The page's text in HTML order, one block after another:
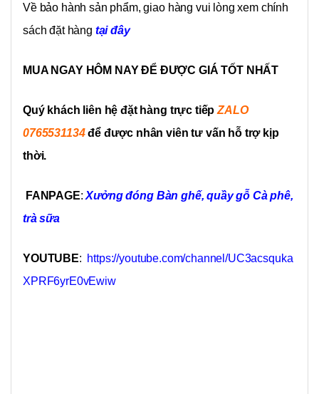
Về bảo hành sản phẩm, giao hàng vui lòng xem chính
sách đặt hàng tại đây
MUA NGAY HÔM NAY ĐỂ ĐƯỢC GIÁ TỐT NHẤT
Quý khách liên hệ đặt hàng trực tiếp ZALO
0765531134 để được nhân viên tư vấn hỗ trợ kịp
thời.
FANPAGE: Xưởng đóng Bàn ghế, quầy gỗ Cà phê,
trà sữa
YOUTUBE: https://youtube.com/channel/UC3acsquka
XPRF6yrE0vEwiw